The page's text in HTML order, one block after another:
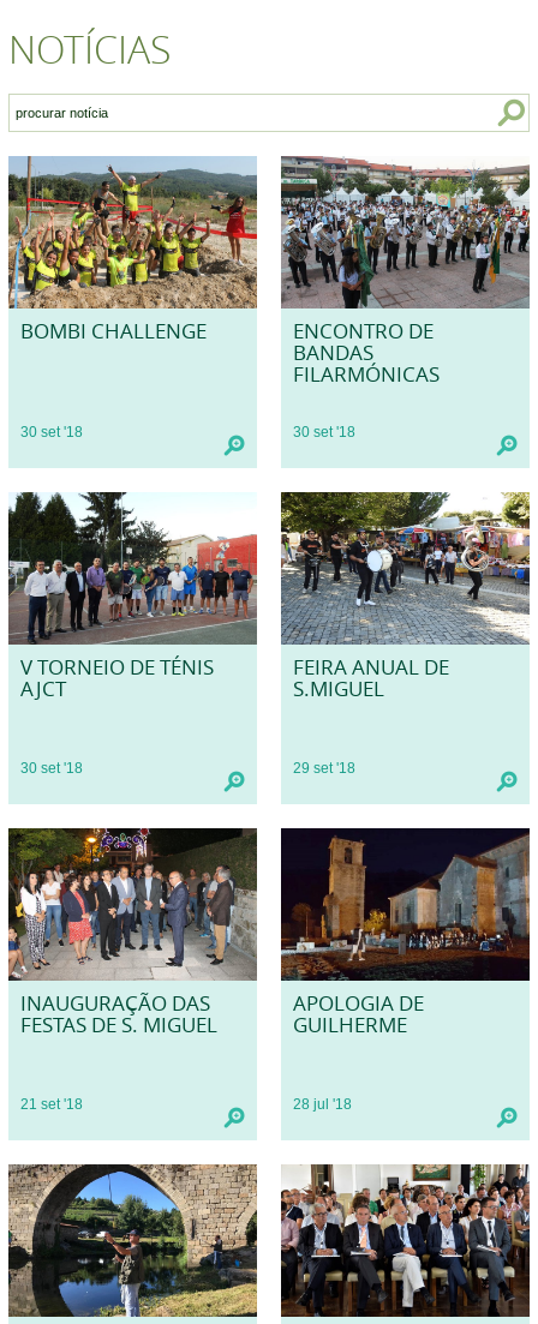
NOTÍCIAS
BOMBI CHALLENGE
30 set '18
ENCONTRO DE
BANDAS
FILARMÓNICAS
30 set '18
V TORNEIO DE TÉNIS
AJCT
30 set '18
FEIRA ANUAL DE
S.MIGUEL
29 set '18
INAUGURAÇÃO DAS
FESTAS DE S. MIGUEL
21 set '18
APOLOGIA DE
GUILHERME
28 jul '18